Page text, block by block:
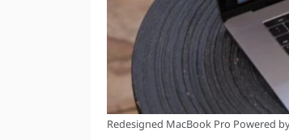
Redesigned MacBook Pro Powered